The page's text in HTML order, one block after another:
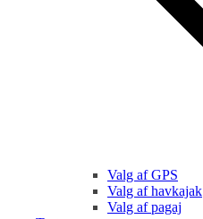
Valg af GPS
Valg af havkajak
Valg af pagaj